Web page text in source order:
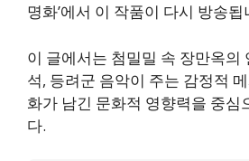
명화’에서 이 작품이 다시 방송됩
이 글에서는 첨밀밀 속 장만옥의
석, 등려군 음악이 주는 감정적
화가 남긴 문화적 영향력을 중심
다.